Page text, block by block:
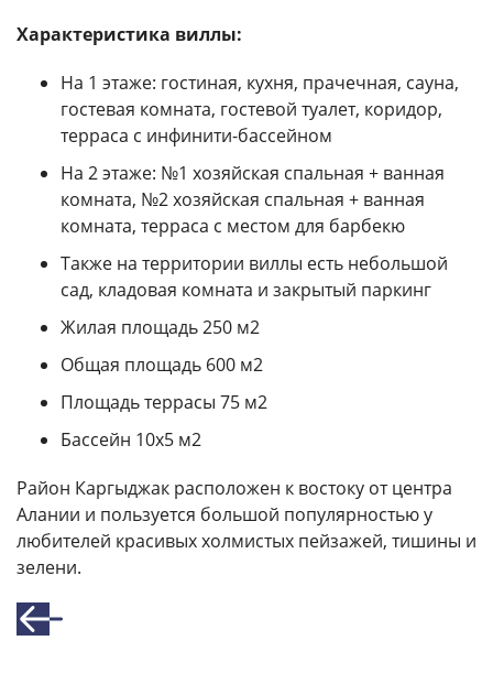
Характеристика виллы:
На 1 этаже: гостиная, кухня, прачечная, сауна,
гостевая комната, гостевой туалет, коридор,
терраса с инфинити-бассейном
На 2 этаже: №1 хозяйская спальная + ванная
комната, №2 хозяйская спальная + ванная
комната, терраса с местом для барбекю
Также на территории виллы есть небольшой
сад, кладовая комната и закрытый паркинг
Жилая площадь 250 м2
Общая площадь 600 м2
Площадь террасы 75 м2
Бассейн 10х5 м2
Район Каргыджак расположен к востоку от центра
Алании и пользуется большой популярностью у
любителей красивых холмистых пейзажей, тишины и
зелени.